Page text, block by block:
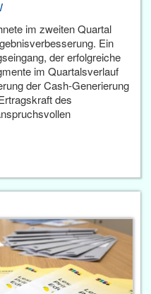
im zweiten Quartal
Ein
der erfolgreiche
im Quartalsverlauf
der Cash-Generierung
des